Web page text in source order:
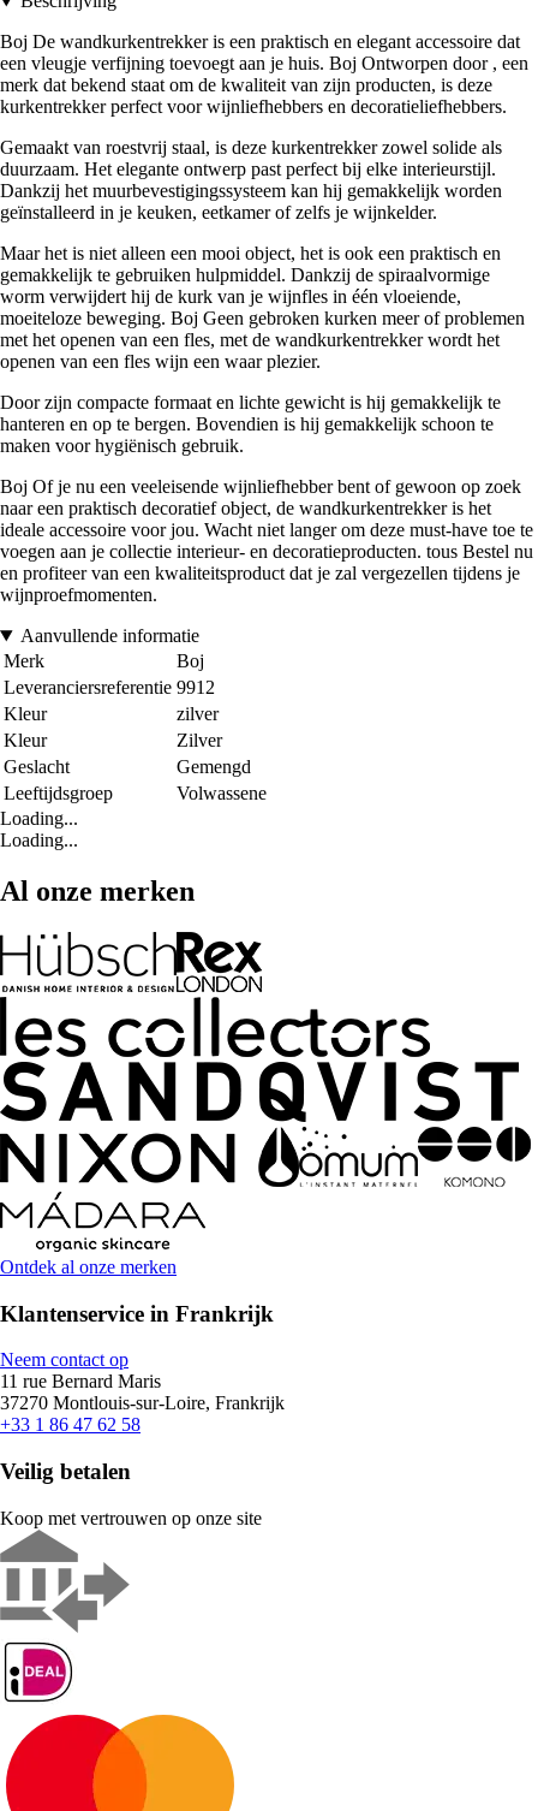
Boj De wandkurkentrekker is een praktisch en elegant accessoire dat
een vleugje verfijning toevoegt aan je huis. Boj Ontworpen door , een
merk dat bekend staat om de kwaliteit van zijn producten, is deze
kurkentrekker perfect voor wijnliefhebbers en decoratieliefhebbers.
Gemaakt van roestvrij staal, is deze kurkentrekker zowel solide als
duurzaam. Het elegante ontwerp past perfect bij elke interieurstijl.
Dankzij het muurbevestigingssysteem kan hij gemakkelijk worden
geïnstalleerd in je keuken, eetkamer of zelfs je wijnkelder.
Maar het is niet alleen een mooi object, het is ook een praktisch en
gemakkelijk te gebruiken hulpmiddel. Dankzij de spiraalvormige
worm verwijdert hij de kurk van je wijnfles in één vloeiende,
moeiteloze beweging. Boj Geen gebroken kurken meer of problemen
met het openen van een fles, met de wandkurkentrekker wordt het
openen van een fles wijn een waar plezier.
Door zijn compacte formaat en lichte gewicht is hij gemakkelijk te
hanteren en op te bergen. Bovendien is hij gemakkelijk schoon te
maken voor hygiënisch gebruik.
Boj Of je nu een veeleisende wijnliefhebber bent of gewoon op zoek
naar een praktisch decoratief object, de wandkurkentrekker is het
ideale accessoire voor jou. Wacht niet langer om deze must-have toe te
voegen aan je collectie interieur- en decoratieproducten. tous Bestel nu
en profiteer van een kwaliteitsproduct dat je zal vergezellen tijdens je
wijnproefmomenten.
Aanvullende informatie
Merk
Boj
Leveranciersreferentie 9912
Kleur
zilver
Kleur
Zilver
Geslacht
Gemengd
Leeftijdsgroep
Volwassene
Loading...
Loading...
Al onze merken
Ontdek al onze merken
Klantenservice in Frankrijk
Neem contact op
11 rue Bernard Maris
37270 Montlouis-sur-Loire, Frankrijk
+33 1 86 47 62 58
Veilig betalen
Koop met vertrouwen op onze site